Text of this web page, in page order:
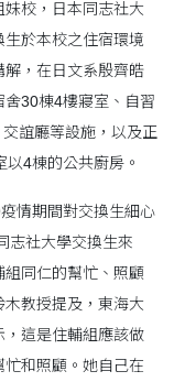
校，日本同志社大
於本校之住宿環境
，在日文系殷齊皓
30棟4樓寢室、自習
誼廳等設施，以及正
4棟的公共廚房。
情期間對交換生細心
志社大學交換生來
同仁的幫忙、照顧
教授提及，東海大
這是住輔組應該做
和照顧。她自己在